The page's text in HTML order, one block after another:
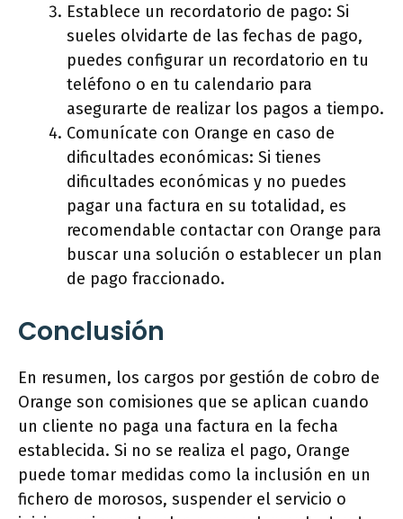
Establece un recordatorio de pago: Si
sueles olvidarte de las fechas de pago,
puedes configurar un recordatorio en tu
teléfono o en tu calendario para
asegurarte de realizar los pagos a tiempo.
Comunícate con Orange en caso de
dificultades económicas: Si tienes
dificultades económicas y no puedes
pagar una factura en su totalidad, es
recomendable contactar con Orange para
buscar una solución o establecer un plan
de pago fraccionado.
Conclusión
En resumen, los cargos por gestión de cobro de
Orange son comisiones que se aplican cuando
un cliente no paga una factura en la fecha
establecida. Si no se realiza el pago, Orange
puede tomar medidas como la inclusión en un
fichero de morosos, suspender el servicio o